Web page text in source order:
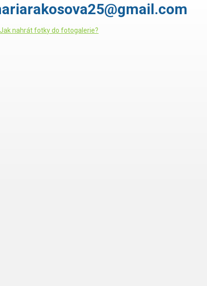
Jak nahrát fotky do fotogalerie?